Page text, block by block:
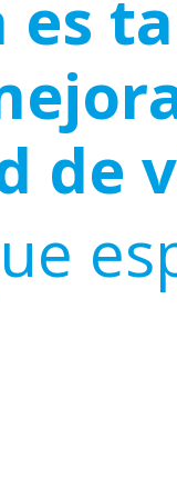
es
de